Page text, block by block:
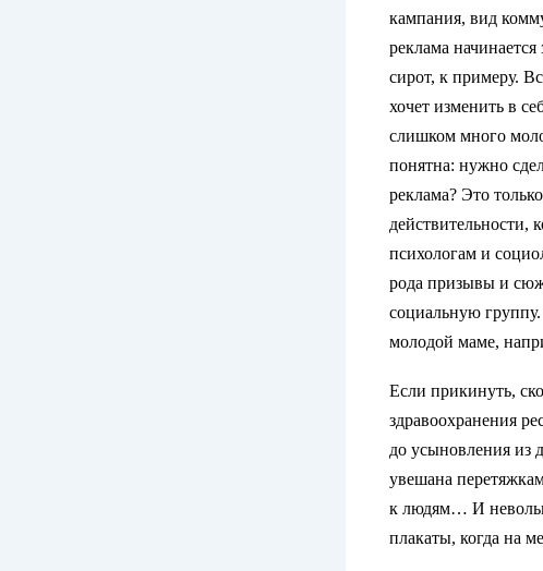
кампания, вид
реклама
сирот, к примеру.
хочет изменить в
слишком много
понятна: нужно
реклама? Это
действительности,
психологам и
рода призывы и
социальную
молодой маме,
Если прикинуть,
здравоохранения
до усыновления из
увешана
к людям… И
плакаты, когда на